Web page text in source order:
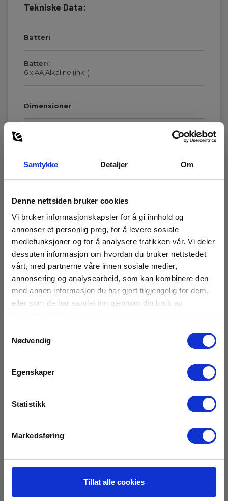
Samtykke Detaljer Om
Denne nettsiden bruker cookies
Vi bruker informasjonskapsler for å gi innhold og
annonser et personlig preg, for å levere sosiale
mediefunksjoner og for å analysere trafikken vår. Vi deler
dessuten informasjon om hvordan du bruker nettstedet
vårt, med partnerne våre innen sosiale medier,
annonsering og analysearbeid, som kan kombinere den
med annen informasjon du har gjort tilgjengelig for dem,
eller som de har samlet inn gjennom din bruk av
tjenestene deres.
Nødvendig
Egenskaper
Statistikk
Markedsføring
Tillat alle cookies
Tekniske Data:
Batteri
Batteri:
6 x AA Alkaline (inkl.)
Dimensioner
Display :
Kapslingsklasse:
6x1,5V LR06 (inkl.)
Dimensioner:
105x158x70 mm
Jordspænding:
Modstands område:
Modstands opløsning:
Teststrøm A nøjagtighed:
Vis mer
Last ned
Manualer
Elma_Manual_Kyoritsu_4105__DK-NO_SE_EN.pdf
Manualer
Elma_Manual_Kyoritsu_4105__EN.pdf
Tilbehør